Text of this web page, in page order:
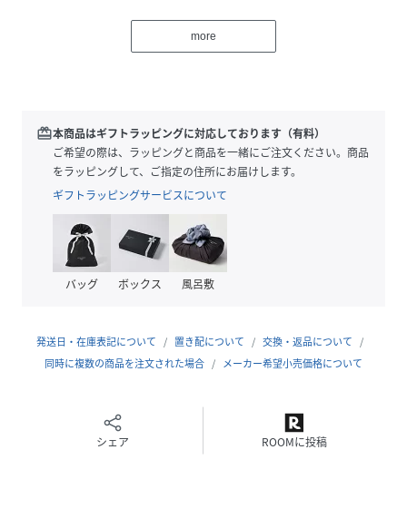
ルトループに付けるだけで一気におしゃれ度をアップさせて
・リップや小銭など、小物の収納に便利なミニポーチ仕様
・コーデのアクセントになるトレンド感のあるパラコードス
トラップ
【STYLING】
・キャンバス地のトートバッグやナイロンショルダーに付け
て、いつものバッグを簡単アップデート。差し色として使う
のもおすすめです。
【KEYWORD】
※生産の都合上、お届け時期が前後する場合がございます。
ご注文いただいた予約商品のお届け時期の確認は、注文履歴
more
redeem本商品はギフトラッピングに対応しております（有料）
ご希望の際は、ラッピングと商品を一緒にご注文ください。商品
をラッピングして、ご指定の住所にお届けします。
ギフトラッピングサービスについて
バッグ ボックス 風呂敷
発送日・在庫表記について 置き配について
交換・返品について
同時に複数の商品を注文された場合
メーカー希望小売価格について
シェア ROOMに投稿